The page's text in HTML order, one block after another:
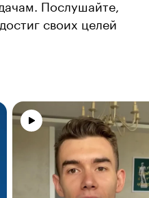
Послушайте,
своих целей